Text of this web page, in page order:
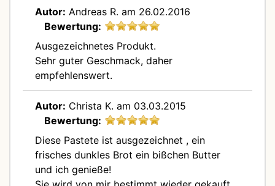
Autor: Andreas R. am 26.02.2016
Bewertung:
Ausgezeichnetes Produkt.
Sehr guter Geschmack, daher
empfehlenswert.
Autor: Christa K. am 03.03.2015
Bewertung:
Diese Pastete ist ausgezeichnet , ein
frisches dunkles Brot ein bißchen Butter
und ich genieße!